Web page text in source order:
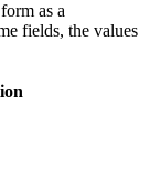
as a
fields, the values